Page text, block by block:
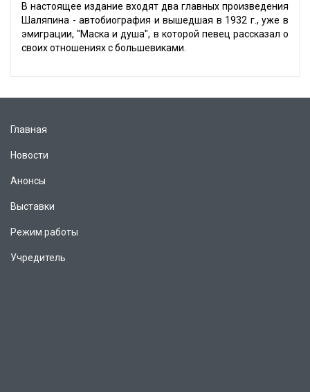
В настоящее издание входят два главных произведения
Шаляпина - автобиография и вышедшая в 1932 г., уже в
эмиграции, "Маска и душа", в которой певец рассказал о
своих отношениях с большевиками.
Главная
Новости
Анонсы
Выставки
Режим работы
Учредитель